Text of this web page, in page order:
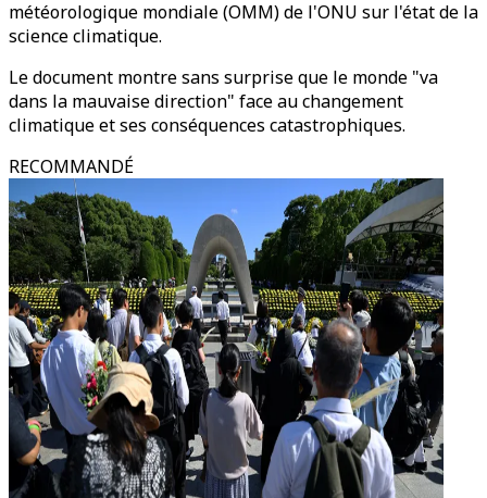
météorologique mondiale (OMM) de l'ONU sur l'état de la
science climatique.
Le document montre sans surprise que le monde "va
dans la mauvaise direction" face au changement
climatique et ses conséquences catastrophiques.
RECOMMANDÉ